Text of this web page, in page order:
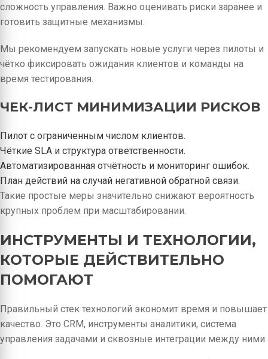
сложность управления. Важно оценивать риски заранее и
готовить защитные механизмы.
Мы рекомендуем запускать новые услуги через пилоты и
чётко фиксировать ожидания клиентов и команды на
время тестирования.
ЧЕК-ЛИСТ МИНИМИЗАЦИИ РИСКОВ
Пилот с ограниченным числом клиентов.
Чёткие SLA и структура ответственности.
Автоматизированная отчётность и мониторинг ошибок.
План действий на случай негативной обратной связи.
Такие простые меры значительно снижают вероятность
крупных проблем при масштабировании.
ИНСТРУМЕНТЫ И ТЕХНОЛОГИИ,
КОТОРЫЕ ДЕЙСТВИТЕЛЬНО
ПОМОГАЮТ
Правильный стек технологий экономит время и повышает
качество. Это CRM, инструменты аналитики, система
управления задачами и сквозные интеграции между ними.